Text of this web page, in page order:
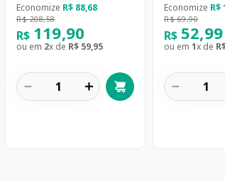
Economize R$ 88,68
R$ 208,58
R$ 119,90
ou em 2x de R$ 59,95
＋
－
Economize R$
R$ 69,90
R$ 52,99
ou em 1x de
－